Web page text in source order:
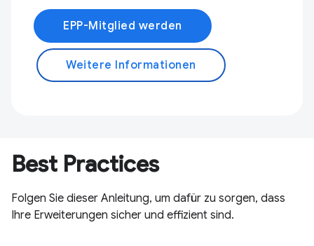
EPP-Mitglied werden
Weitere Informationen
Best Practices
Folgen Sie dieser Anleitung, um dafür zu sorgen, dass
Ihre Erweiterungen sicher und effizient sind.